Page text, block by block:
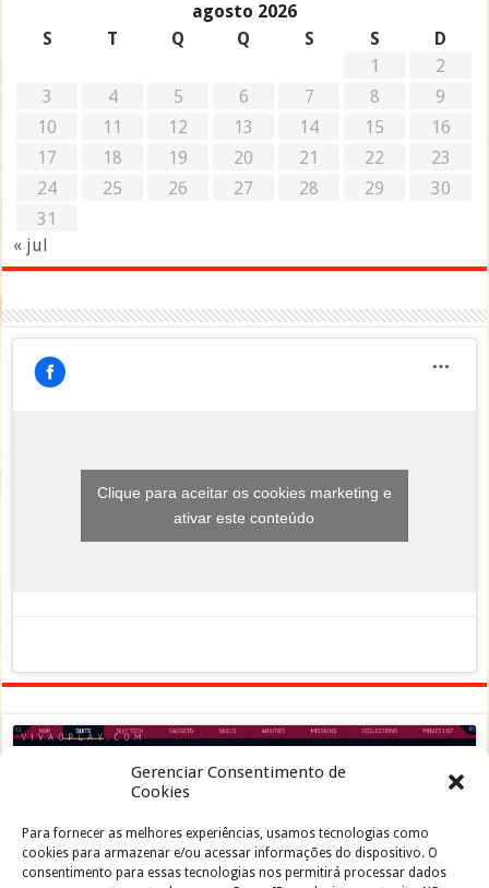
Gerenciar Consentimento de
Cookies
Para fornecer as melhores experiências, usamos tecnologias como
cookies para armazenar e/ou acessar informações do dispositivo. O
consentimento para essas tecnologias nos permitirá processar dados
agosto 2026
S
T Q Q S S
D
1
2
3
4 5 6 7 8
9
10
11 12 13 14 15
16
17
18 19 20 21 22
23
24
25 26 27 28 29
30
31
« jul
Clique para aceitar os cookies marketing e
ativar este conteúdo
Clique para aceitar os cookies marketing e
ativar este conteúdo